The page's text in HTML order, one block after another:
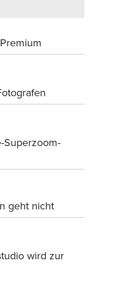
Superzoom-
geht nicht
wird zur